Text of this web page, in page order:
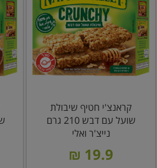
קראנצ'י חטיף שיבולת
שועל עם דבש 210 גרם
נייצ'ר ואלי
19.9 ₪